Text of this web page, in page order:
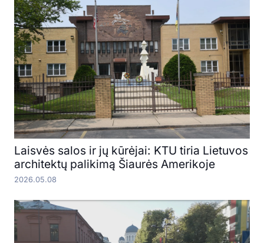
Laisvės salos ir jų kūrėjai: KTU tiria Lietuvos
architektų palikimą Šiaurės Amerikoje
2026.05.08